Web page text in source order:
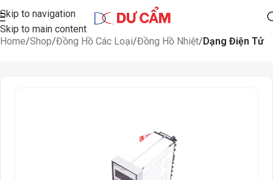
Skip to navigation
Skip to main content
Home Shop Đồng Hồ Các Loại Đồng Hồ Nhiệt Dạng Điện Tử